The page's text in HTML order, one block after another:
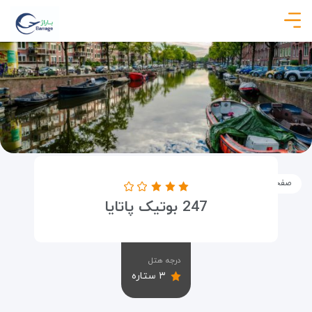
صفحه نخست اقامتگاه ها 247 بوتیک پاتایا
247 بوتیک پاتایا
درجه هتل